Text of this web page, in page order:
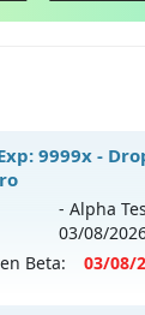
9999x -
- Alpha
03/08/
Beta: 03/08/